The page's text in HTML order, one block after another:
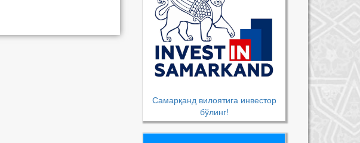
Самарқанд вилоятига инвестор
бўлинг!